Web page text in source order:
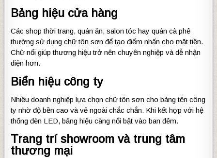
Bảng hiệu cửa hàng
Các shop thời trang, quán ăn, salon tóc hay quán cà phê
thường sử dụng chữ tôn sơn để tạo điểm nhấn cho mặt tiền.
Chữ nổi giúp thương hiệu trở nên chuyên nghiệp và dễ nhận
diện hơn.
Biển hiệu công ty
Nhiều doanh nghiệp lựa chọn chữ tôn sơn cho bảng tên công
ty nhờ độ bền cao và vẻ ngoài chắc chắn. Khi kết hợp với hệ
thống đèn LED, bảng hiệu càng nổi bật vào ban đêm.
Trang trí showroom và trung tâm
thương mại